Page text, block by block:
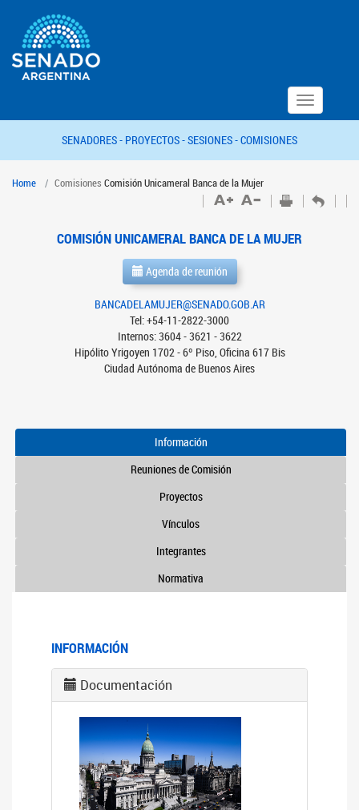
Toggle
navigation
SENADORES - PROYECTOS -SESIONES -COMISIONES
Home Comisiones Comisión Unicameral Banca de la Mujer
COMISIÓN UNICAMERAL BANCA DE LA MUJER
Agenda de reunión
BANCADELAMUJER@SENADO.GOB.AR
Tel: +54-11-2822-3000
Internos: 3604 - 3621 - 3622
Hipólito Yrigoyen 1702 - 6º Piso, Oficina 617 Bis
Ciudad Autónoma de Buenos Aires
Información
Reuniones de Comisión
Proyectos
Vínculos
Integrantes
Normativa
INFORMACIÓN
Documentación